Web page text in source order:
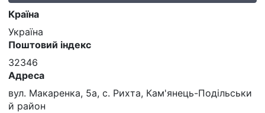
Країна
Україна
Поштовий індекс
32346
Адреса
вул. Макаренка, 5а, с. Рихта, Кам'янець-Подільськи
й район